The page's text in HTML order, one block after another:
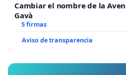
Cambiar el nombre de la
Gavà
5 firmas
Aviso de transparencia